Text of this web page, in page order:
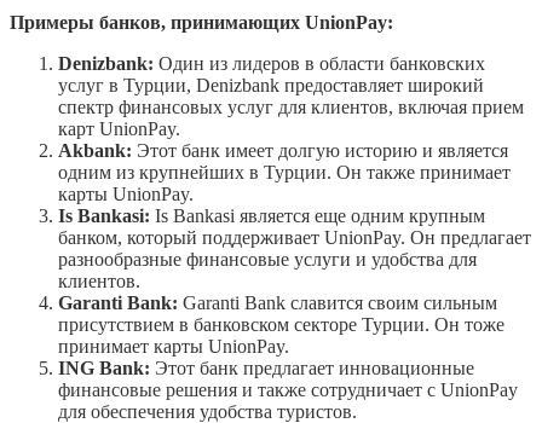
Примеры банков, принимающих UnionPay:
Denizbank: Один из лидеров в области банковских
услуг в Турции, Denizbank предоставляет широкий
спектр финансовых услуг для клиентов, включая прием
карт UnionPay.
Akbank: Этот банк имеет долгую историю и является
одним из крупнейших в Турции. Он также принимает
карты UnionPay.
Is Bankasi: Is Bankasi является еще одним крупным
банком, который поддерживает UnionPay. Он предлагает
разнообразные финансовые услуги и удобства для
клиентов.
Garanti Bank: Garanti Bank славится своим сильным
присутствием в банковском секторе Турции. Он тоже
принимает карты UnionPay.
ING Bank: Этот банк предлагает инновационные
финансовые решения и также сотрудничает с UnionPay
для обеспечения удобства туристов.